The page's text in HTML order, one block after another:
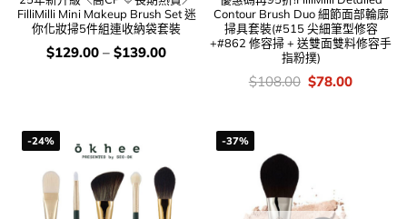
FilliMilli Mini Makeup Brush Set 迷
你化妝掃5件組連收納袋套裝
價
錢：
$129.00 – $139.00
Contour Brush Duo 細節面部輪廓
掃具套裝(#515 尖細筆型修容
+#862 修容掃 + 送雙面雙料修容手
指粉撲)
價
錢：
$108.00 Original
price
$78.00Current
-24% -37%